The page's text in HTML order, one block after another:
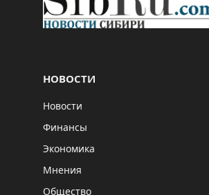
НОВОСТИ
Новости
Финансы
Экономика
Мнения
Общество